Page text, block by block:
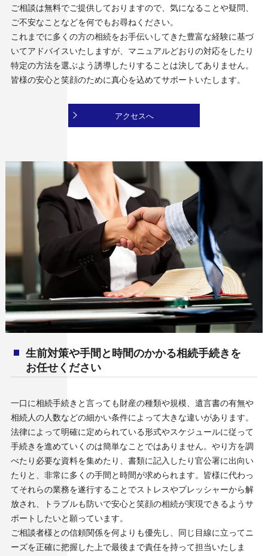
ご相談は無料でご提供しておりますので、気になることや疑問、
ご不安なことなどを何でもお尋ねください。
これまでに多くの方の相続をお手伝いしてきた豊富な経験に基づ
いてアドバイスいたしますが、マニュアルどおりの対応をしたり
特定の方法を選ぶよう誘導したりすることは決してありません。
皆様の安心と笑顔のために真心を込めてサポートいたします。
アクセスへ
生前対策や手間と時間のかかる相続手続きを
お任せください
一口に相続手続きと言っても財産の種類や規模、遺言書の有無や
相続人の人数などの細かい条件によって大きな違いがあります。
法律によって明確に定められている形式やスケジュールに従って
手続きを進めていくのは簡単なことではありません。やり方を調
べたり必要な資料を集めたり、書類に記入したり官公署に出向い
たりと、非常に多くの手間と時間が求められます。皆様に代わっ
てそれらの業務を遂行することでストレスやプレッシャーから解
放され、トラブルも防いで安心と笑顔の相続が実現できるようサ
ポートしたいと願っています。
ご相談者様との信頼関係を何よりも優先し、同じ目線に立ってニ
ーズを正確に把握した上で最後まで責任を持って担当いたしま